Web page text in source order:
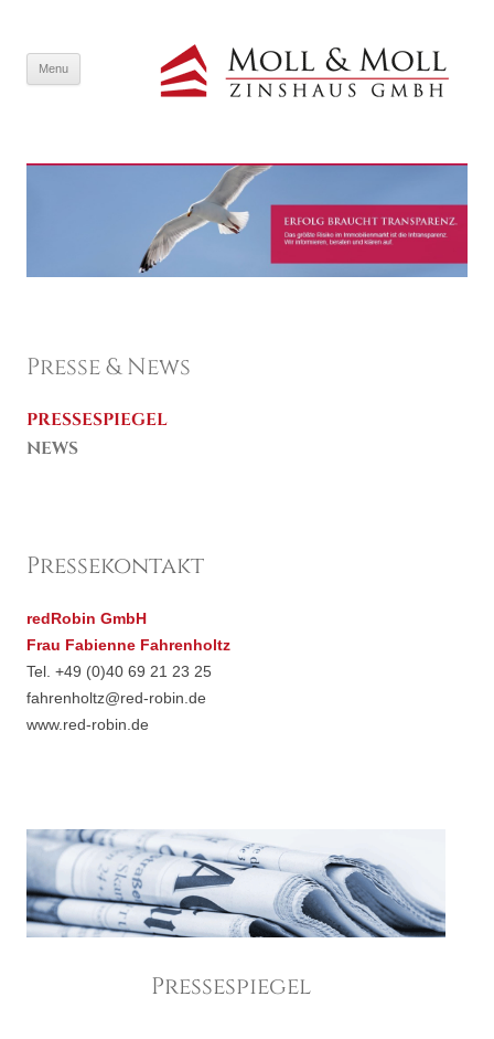
Menu SKIP TO CONTENT
Presse & News
PRESSESPIEGEL
NEWS
Pressekontakt
redRobin GmbH
Frau Fabienne Fahrenholtz
Tel. +49 (0)40 69 21 23 25
fahrenholtz@red-robin.de
www.red-robin.de
Pressespiegel